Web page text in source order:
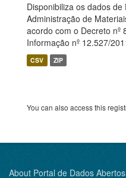
Disponibiliza os dados
Administração de
acordo com o Decreto nº
Informação nº 12.527/
CSV ZIP
You can also access this
About Portal de Dados